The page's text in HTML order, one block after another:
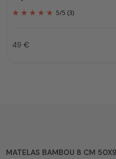
5/5 (3)
Prix
49 €
MATELAS BAMBOU 8 CM